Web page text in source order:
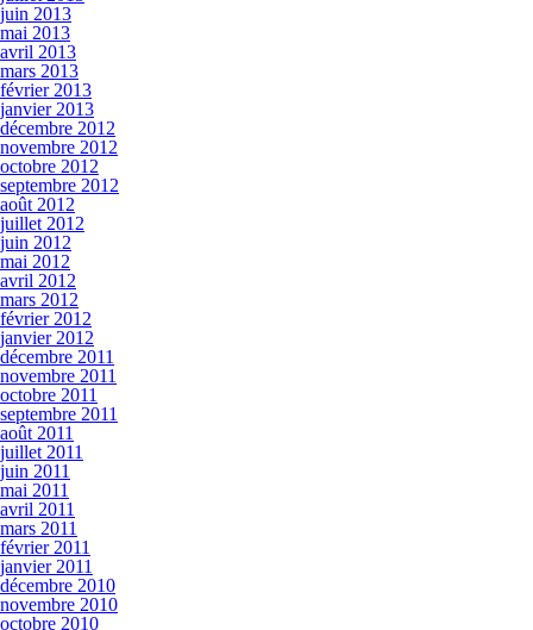
juin 2013
mai 2013
avril 2013
mars 2013
février 2013
janvier 2013
décembre 2012
novembre 2012
octobre 2012
septembre 2012
août 2012
juillet 2012
juin 2012
mai 2012
avril 2012
mars 2012
février 2012
janvier 2012
décembre 2011
novembre 2011
octobre 2011
septembre 2011
août 2011
juillet 2011
juin 2011
mai 2011
avril 2011
mars 2011
février 2011
janvier 2011
décembre 2010
novembre 2010
octobre 2010